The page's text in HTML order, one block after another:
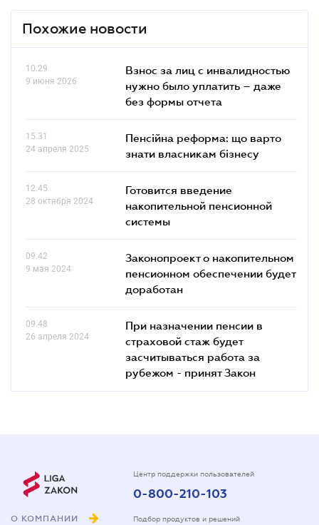
Похожие новости
10.29
9 июня 2026
Взнос за лиц с инвалидностью
нужно было уплатить – даже
без формы отчета
15.31
24 апреля 2025
Пенсійна реформа: що варто
знати власникам бізнесу
12.45
28 октября 2024
Готовится введение
накопительной пенсионной
системы
09.42
9 мая 2024
Законопроект о накопительном
пенсионном обеспечении будет
доработан
09.48
26 апреля 2024
При назначении пенсии в
страховой стаж будет
засчитываться работа за
рубежом - принят Закон
О КОМПАНИИ
Центр поддержки пользователей
0-800-210-103
Подбор продуктов и решений